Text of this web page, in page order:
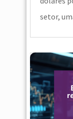
setor,